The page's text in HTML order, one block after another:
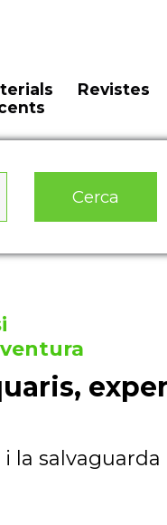
Revistes
Cerca
la salvaguarda